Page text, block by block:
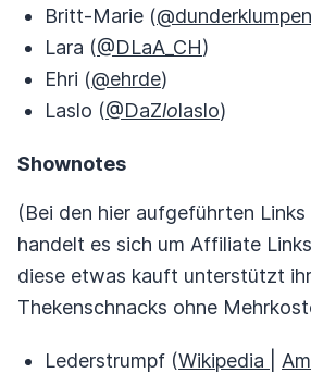
Britt-Marie (
Lara (@DLaA_CH)
Ehri (@ehrde)
Laslo (@DaZlolaslo)
Shownotes
(Bei den hier aufgeführten Links
handelt es sich um Affiliate
diese etwas kauft unterstützt
Thekenschnacks ohne
Lederstrumpf (Wikipedia